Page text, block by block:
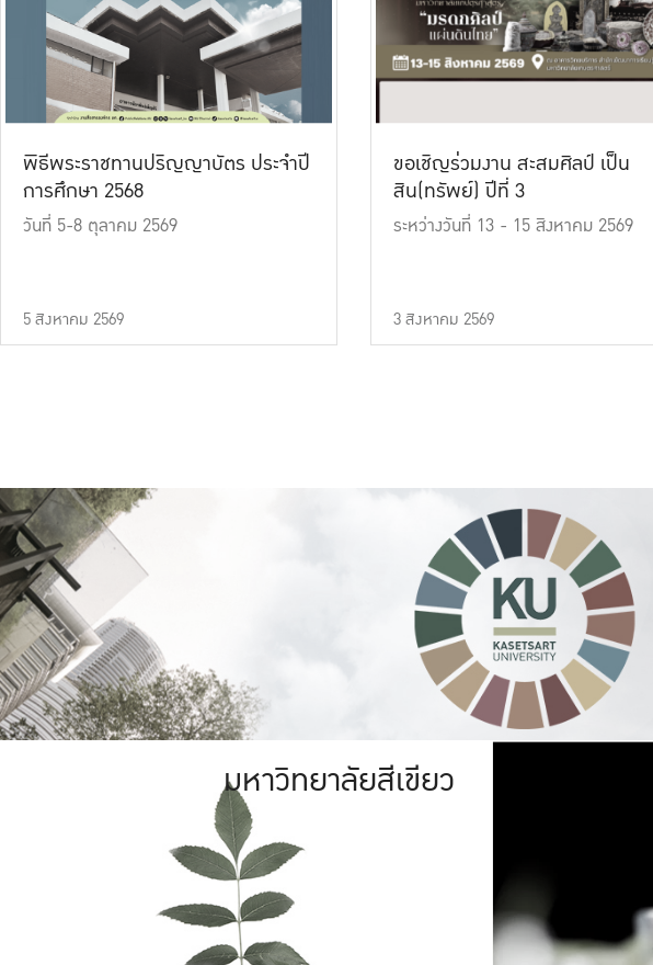
พิธีพระราชทานปริญญาบัตร ประจำปี
การศึกษา 2568
วันที่ 5-8 ตุลาคม 2569
5 สิงหาคม 2569
ขอเชิญร่วมงาน สะสมศิลป์ เป็น
สิน(ทรัพย์) ปีที่ 3
ระหว่างวันที่ 13 - 15 สิงหาคม 2569
3 สิงหาคม 2569
มหาวิทยาลัยสีเขียว